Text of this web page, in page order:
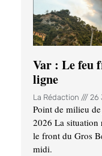
Var : Le feu
ligne
La Rédaction 26
Point de milieu
2026 La situation
le front du Gros
midi.